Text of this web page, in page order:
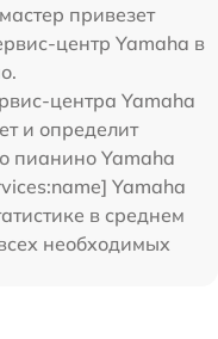
привезет
центр Yamaha в
центра Yamaha
и определит
пианино Yamaha
Yamaha
в среднем
необходимых